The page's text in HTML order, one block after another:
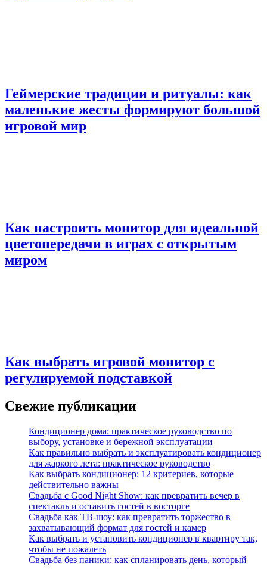
Геймерские традиции и ритуалы: как
маленькие жесты формируют большой
игровой мир
Как настроить монитор для идеальной
цветопередачи в играх с открытым
миром
Как выбрать игровой монитор с
регулируемой подставкой
Свежие публикации
Кондиционер дома: практическое руководство по
выбору, установке и бережной эксплуатации
Как правильно выбрать и эксплуатировать кондиционер
для жаркого лета: практическое руководство
Как выбрать кондиционер: 12 критериев, которые
действительно важны
Свадьба с Good Night Show: как превратить вечер в
спектакль и оставить гостей в восторге
Свадьба как ТВ‑шоу: как превратить торжество в
захватывающий формат для гостей и камер
Как выбрать и установить кондиционер в квартиру так,
чтобы не пожалеть
Свадьба без паники: как спланировать день, который